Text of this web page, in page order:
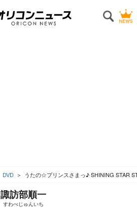
DVD うたの☆プリンスさまっ♪ SHINING STAR
諏訪部順一
すわべじゅんいち